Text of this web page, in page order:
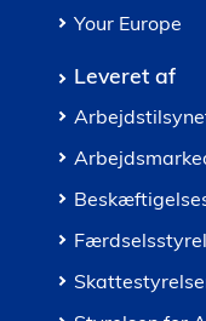
Your Europe
Leveret af